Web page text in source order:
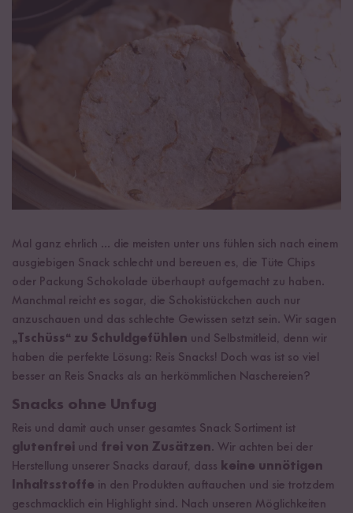
Mal ganz ehrlich ... die meisten unter uns fühlen sich nach einem
ausgiebigen Snack schlecht und bereuen es, die Tüte Chips
oder Packung Schokolade überhaupt aufgemacht zu haben.
Manchmal reicht es sogar, die Schokistückchen auch nur
anzuschauen und das schlechte Gewissen setzt sein. Wir sagen
„Tschüss“ zu Schuldgefühlen und Selbstmitleid, denn wir
haben die perfekte Lösung: Reis Snacks! Doch was ist so viel
besser an Reis Snacks als an herkömmlichen Naschereien?
Snacks ohne Unfug
Reis und damit auch unser gesamtes Snack Sortiment ist
glutenfrei und frei von Zusätzen. Wir achten bei der
Herstellung unserer Snacks darauf, dass keine unnötigen
Inhaltsstoffe in den Produkten auftauchen und sie trotzdem
geschmacklich ein Highlight sind. Nach unseren Möglichkeiten